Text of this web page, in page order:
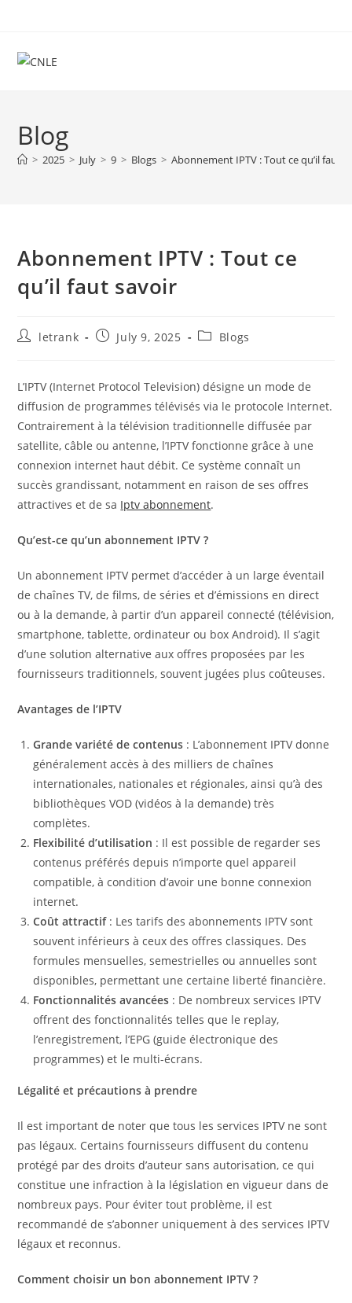
content
Blog
> 2025 > July > 9 > Blogs > Abonnement IPTV : Tout ce qu’il faut
Abonnement IPTV : Tout ce
qu’il faut savoir
Postletrank
PostJuly 9, 2025
PostBlogs
L’IPTV (Internet Protocol Television) désigne un mode de
diffusion de programmes télévisés via le protocole Internet.
Contrairement à la télévision traditionnelle diffusée par
satellite, câble ou antenne, l’IPTV fonctionne grâce à une
connexion internet haut débit. Ce système connaît un
succès grandissant, notamment en raison de ses offres
attractives et de sa Iptv abonnement.
Qu’est-ce qu’un abonnement IPTV ?
Un abonnement IPTV permet d’accéder à un large éventail
de chaînes TV, de films, de séries et d’émissions en direct
ou à la demande, à partir d’un appareil connecté (télévision,
smartphone, tablette, ordinateur ou box Android). Il s’agit
d’une solution alternative aux offres proposées par les
fournisseurs traditionnels, souvent jugées plus coûteuses.
Avantages de l’IPTV
Grande variété de contenus : L’abonnement IPTV donne
généralement accès à des milliers de chaînes
internationales, nationales et régionales, ainsi qu’à des
bibliothèques VOD (vidéos à la demande) très
complètes.
Flexibilité d’utilisation : Il est possible de regarder ses
contenus préférés depuis n’importe quel appareil
compatible, à condition d’avoir une bonne connexion
internet.
Coût attractif: Les tarifs des abonnements IPTV sont
souvent inférieurs à ceux des offres classiques. Des
formules mensuelles, semestrielles ou annuelles sont
disponibles, permettant une certaine liberté financière.
Fonctionnalités avancées : De nombreux services IPTV
offrent des fonctionnalités telles que le replay,
l’enregistrement, l’EPG (guide électronique des
programmes) et le multi-écrans.
Légalité et précautions à prendre
Il est important de noter que tous les services IPTV ne sont
pas légaux. Certains fournisseurs diffusent du contenu
protégé par des droits d’auteur sans autorisation, ce qui
constitue une infraction à la législation en vigueur dans de
nombreux pays. Pour éviter tout problème, il est
recommandé de s’abonner uniquement à des services IPTV
légaux et reconnus.
Comment choisir un bon abonnement IPTV ?